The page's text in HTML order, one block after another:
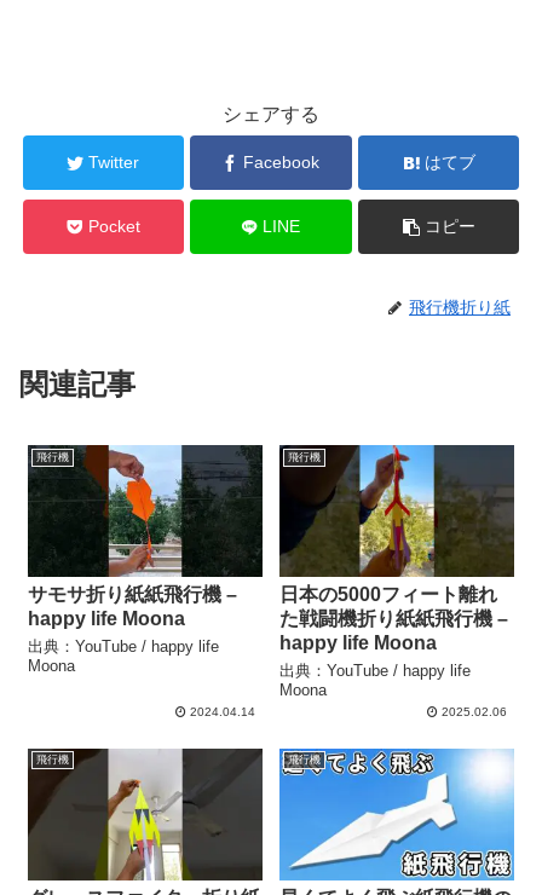
シェアする
Twitter Facebook はてブ
Pocket LINE コピー
飛行機折り紙
関連記事
飛行機
サモサ折り紙紙飛行機 –
happy life Moona
出典：YouTube / happy life
Moona
2024.04.14
飛行機
日本の5000フィート離れ
た戦闘機折り紙紙飛行機 –
happy life Moona
出典：YouTube / happy life
Moona
2025.02.06
飛行機 飛行機